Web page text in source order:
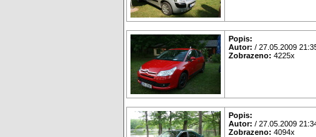
Popis:
Autor: / 27.05.2009
Zobrazeno: 4225x
Popis:
Autor: / 27.05.2009
Zobrazeno: 4094x